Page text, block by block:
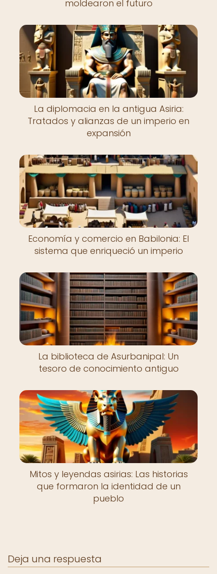
moldearon el futuro
La diplomacia en la antigua Asiria:
Tratados y alianzas de un imperio en
expansión
Economía y comercio en Babilonia: El
sistema que enriqueció un imperio
La biblioteca de Asurbanipal: Un
tesoro de conocimiento antiguo
Mitos y leyendas asirias: Las historias
que formaron la identidad de un
pueblo
Deja una respuesta